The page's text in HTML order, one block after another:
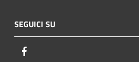
SEGUICI SU